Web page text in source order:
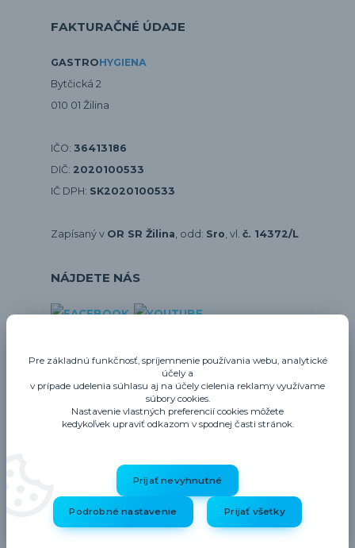
FAKTURAČNÉ ÚDAJE
GASTROHYGIENA
Bytčická 2
010 01 Žilina
IČO: 36413186
DIČ: 2020100533
IČ DPH: SK2020100533
Zapísaný v OR SR Žilina, odd: Sro, vl. č. 14372/L
NÁJDETE NÁS
E-shopy
gastrozariadenie.sk
gastrohygiena.sk
thermo-future-box.sk
Upravit sběr cookies.
Pre základnú funkčnosť, spríjemnenie používania webu, analytické
účely a
v prípade udelenia súhlasu aj na účely cielenia reklamy využívame
súbory cookies.
Nastavenie vlastných preferencií cookies môžete
kedykoľvek upraviť odkazom v spodnej časti stránok.
Prijať nevyhnutné
Podrobné nastavenie Prijať všetky